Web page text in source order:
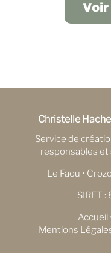
Voir
Christelle
Service de
responsables
Le Faou •
SIRET
Accueil
Mentions